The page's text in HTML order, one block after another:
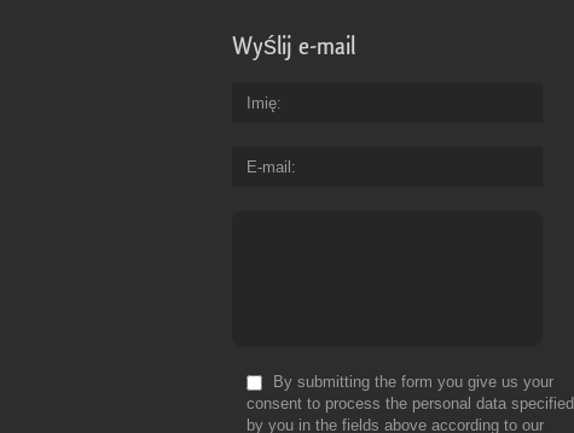
Wyślij e-mail
Imię
E-mail
By submitting the form you give us your
consent to process the personal data specified
by you in the fields above according to our